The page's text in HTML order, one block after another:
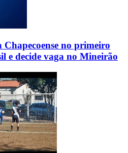
no primeiro
e decide vaga no Mineirão